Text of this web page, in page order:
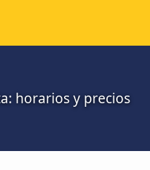
horarios y precios